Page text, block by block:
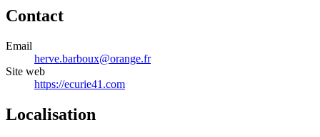
Contact
Email
herve.barboux@orange.fr
Site web
https://ecurie41.com
Localisation